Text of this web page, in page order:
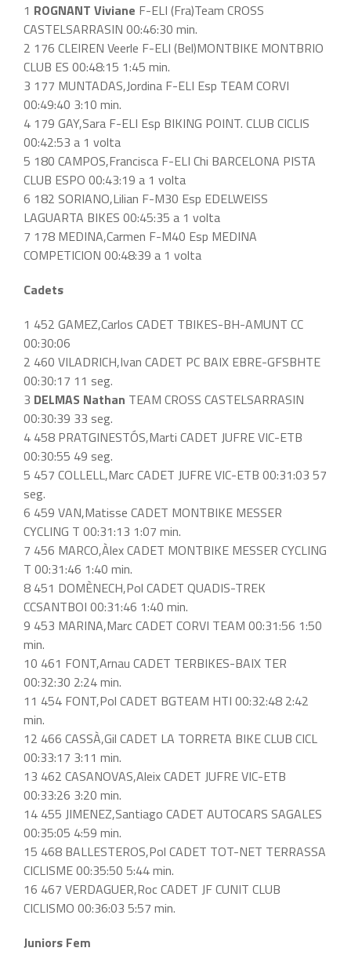
1 ROGNANT Viviane F-ELI (Fra)Team CROSS
CASTELSARRASIN 00:46:30 min.
2 176 CLEIREN Veerle F-ELI (Bel)MONTBIKE MONTBRIO
CLUB ES 00:48:15 1:45 min.
3 177 MUNTADAS,Jordina F-ELI Esp TEAM CORVI
00:49:40 3:10 min.
4 179 GAY,Sara F-ELI Esp BIKING POINT. CLUB CICLIS
00:42:53 a 1 volta
5 180 CAMPOS,Francisca F-ELI Chi BARCELONA PISTA
CLUB ESPO 00:43:19 a 1 volta
6 182 SORIANO,Lilian F-M30 Esp EDELWEISS
LAGUARTA BIKES 00:45:35 a 1 volta
7 178 MEDINA,Carmen F-M40 Esp MEDINA
COMPETICION 00:48:39 a 1 volta
Cadets
1 452 GAMEZ,Carlos CADET TBIKES-BH-AMUNT CC
00:30:06
2 460 VILADRICH,Ivan CADET PC BAIX EBRE-GFSBHTE
00:30:17 11 seg.
3 DELMAS Nathan TEAM CROSS CASTELSARRASIN
00:30:39 33 seg.
4 458 PRATGINESTÓS,Marti CADET JUFRE VIC-ETB
00:30:55 49 seg.
5 457 COLLELL,Marc CADET JUFRE VIC-ETB 00:31:03 57
seg.
6 459 VAN,Matisse CADET MONTBIKE MESSER
CYCLING T 00:31:13 1:07 min.
7 456 MARCO,Àlex CADET MONTBIKE MESSER CYCLING
T 00:31:46 1:40 min.
8 451 DOMÈNECH,Pol CADET QUADIS-TREK
CCSANTBOI 00:31:46 1:40 min.
9 453 MARINA,Marc CADET CORVI TEAM 00:31:56 1:50
min.
10 461 FONT,Arnau CADET TERBIKES-BAIX TER
00:32:30 2:24 min.
11 454 FONT,Pol CADET BGTEAM HTI 00:32:48 2:42
min.
12 466 CASSÀ,Gil CADET LA TORRETA BIKE CLUB CICL
00:33:17 3:11 min.
13 462 CASANOVAS,Aleix CADET JUFRE VIC-ETB
00:33:26 3:20 min.
14 455 JIMENEZ,Santiago CADET AUTOCARS SAGALES
00:35:05 4:59 min.
15 468 BALLESTEROS,Pol CADET TOT-NET TERRASSA
CICLISME 00:35:50 5:44 min.
16 467 VERDAGUER,Roc CADET JF CUNIT CLUB
CICLISMO 00:36:03 5:57 min.
Juniors Fem